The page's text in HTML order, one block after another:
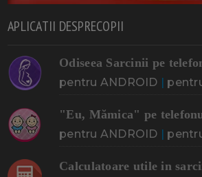
APLICATII DESPRECOPII
Odiseea Sarcinii pe
pentru ANDROID |
"Eu, Mămica" pe
pentru ANDROID |
Calculatoare utile in